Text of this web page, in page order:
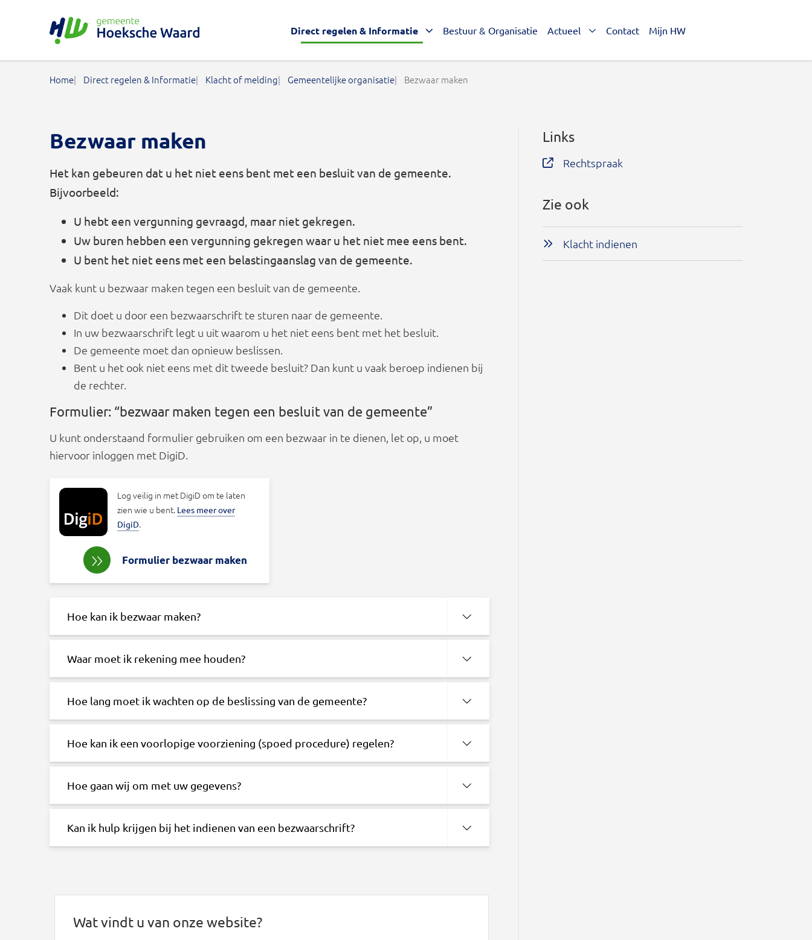
Direct regelen & Informatie Bestuur & Organisatie Actueel Contact Mijn HW
Home Direct regelen & Informatie Klacht of melding Gemeentelijke organisatie Bezwaar maken
Bezwaar maken
Het kan gebeuren dat u het niet eens bent met een besluit van de gemeente.
Bijvoorbeeld:
U hebt een vergunning gevraagd, maar niet gekregen.
Uw buren hebben een vergunning gekregen waar u het niet mee eens bent.
U bent het niet eens met een belastingaanslag van de gemeente.
Vaak kunt u bezwaar maken tegen een besluit van de gemeente.
Dit doet u door een bezwaarschrift te sturen naar de gemeente.
In uw bezwaarschrift legt u uit waarom u het niet eens bent met het besluit.
De gemeente moet dan opnieuw beslissen.
Bent u het ook niet eens met dit tweede besluit? Dan kunt u vaak beroep indienen bij
de rechter.
Formulier: “bezwaar maken tegen een besluit van de gemeente”
U kunt onderstaand formulier gebruiken om een bezwaar in te dienen, let op, u moet
hiervoor inloggen met DigiD.
Log veilig in met DigiD om te laten
zien wie u bent. Lees meer over
DigiD.
Formulier bezwaar maken
Hoe kan ik bezwaar maken?
Waar moet ik rekening mee houden?
Hoe lang moet ik wachten op de beslissing van de gemeente?
Hoe kan ik een voorlopige voorziening (spoed procedure) regelen?
Hoe gaan wij om met uw gegevens?
Kan ik hulp krijgen bij het indienen van een bezwaarschrift?
Wat vindt u van onze website?
Links
Rechtspraak
Zie ook
Klacht indienen